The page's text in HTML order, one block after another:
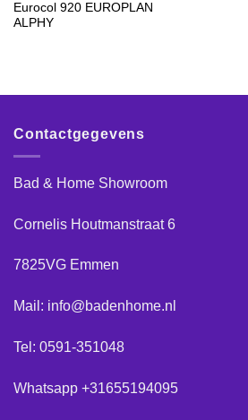
Eurocol 920 EUROPLAN
ALPHY
Contactgegevens
Bad & Home Showroom
Cornelis Houtmanstraat 6
7825VG Emmen
Mail: info@badenhome.nl
Tel: 0591-351048
Whatsapp +31655194095